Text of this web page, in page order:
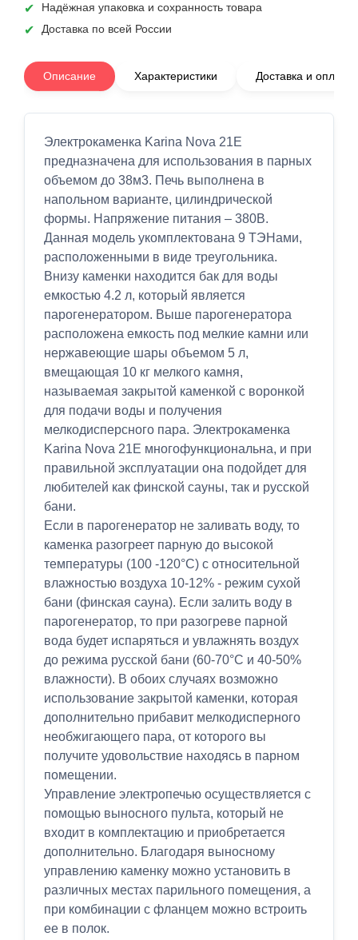
Надёжная упаковка и сохранность товара
Доставка по всей России
Описание Характеристики Доставка и оплата
Электрокаменка Karina Nova 21E
предназначена для использования в парных
объемом до 38м3. Печь выполнена в
напольном варианте, цилиндрической
формы. Напряжение питания – 380В.
Данная модель укомплектована 9 ТЭНами,
расположенными в виде треугольника.
Внизу каменки находится бак для воды
емкостью 4.2 л, который является
парогенератором. Выше парогенератора
расположена емкость под мелкие камни или
нержавеющие шары объемом 5 л,
вмещающая 10 кг мелкого камня,
называемая закрытой каменкой с воронкой
для подачи воды и получения
мелкодисперсного пара. Электрокаменка
Karina Nova 21E многофункциональна, и при
правильной эксплуатации она подойдет для
любителей как финской сауны, так и русской
бани.
Если в парогенератор не заливать воду, то
каменка разогреет парную до высокой
температуры (100 -120°C) с относительной
влажностью воздуха 10-12% - режим сухой
бани (финская сауна). Если залить воду в
парогенератор, то при разогреве парной
вода будет испаряться и увлажнять воздух
до режима русской бани (60-70°C и 40-50%
влажности). В обоих случаях возможно
использование закрытой каменки, которая
дополнительно прибавит мелкодисперного
необжигающего пара, от которого вы
получите удовольствие находясь в парном
помещении.
Управление электропечью осуществляется с
помощью выносного пульта, который не
входит в комплектацию и приобретается
дополнительно. Благодаря выносному
управлению каменку можно установить в
различных местах парильного помещения, а
при комбинации с фланцем можно встроить
ее в полок.